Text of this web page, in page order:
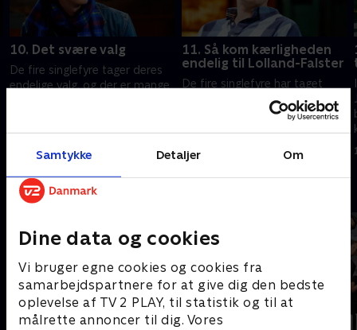
Samtykke Detaljer Om
Dine data og cookies
Vi bruger egne cookies og cookies fra
samarbejdspartnere for at give dig den bedste
oplevelse af TV 2 PLAY, til statistik og til at
målrette annoncer til dig. Vores
10. Det svære valg
De fire singlefyre tager deres
endelige valg, og der er mange
de med deres rigtige match?
26. april 2022 • 28 min
11. Så kom kærligheden
endelig til Lolland-Falster
De fire singlefyre har taget
deres endelige valg. Men hvad
nu hvis man har valgt den
kærligheden?
3. maj 2022 • 28 min
Andre så også